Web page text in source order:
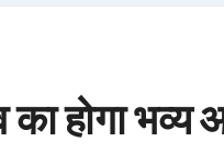
होगा भव्य